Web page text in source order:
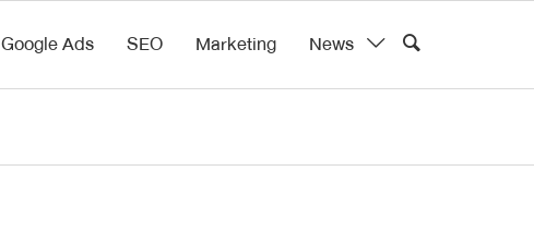
Google Ads SEO Marketing News